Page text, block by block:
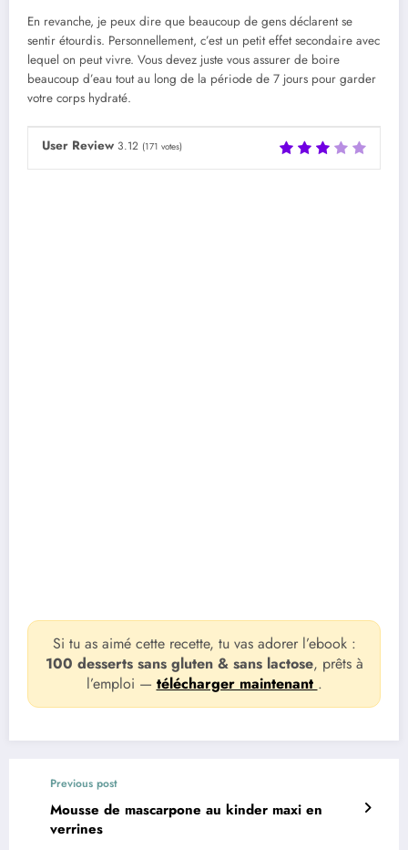
En revanche, je peux dire que beaucoup de gens déclarent se
sentir étourdis. Personnellement, c’est un petit effet secondaire avec
lequel on peut vivre. Vous devez juste vous assurer de boire
beaucoup d’eau tout au long de la période de 7 jours pour garder
votre corps hydraté.
User Review 3.12 (171 votes)
Si tu as aimé cette recette, tu vas adorer l’ebook :
100 desserts sans gluten & sans lactose, prêts à
l’emploi — télécharger maintenant .
Previous post
Mousse de mascarpone au kinder maxi en
verrines